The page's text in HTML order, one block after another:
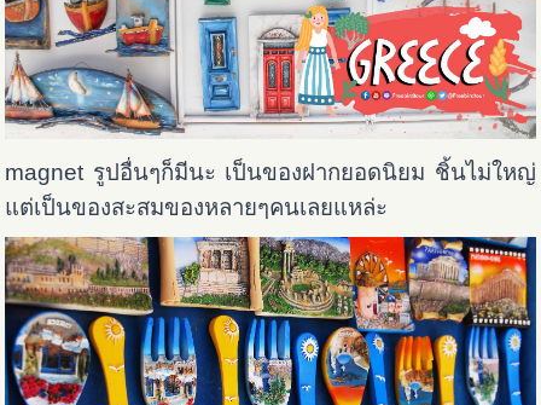
magnet รูปอื่นๆก็มีนะ เป็นของฝากยอดนิยม ชิ้นไม่ใหญ่
แต่เป็นของสะสมของหลายๆคนเลยแหล่ะ